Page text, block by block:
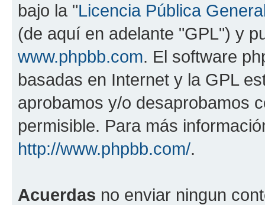
bajo la "Licencia Pública
(de aquí en adelante "GPL") y
www.phpbb.com. El software
basadas en Internet y la GPL
aprobamos y/o desaprobamos
permisible. Para más
http://www.phpbb.com/.
Acuerdas no enviar ningun